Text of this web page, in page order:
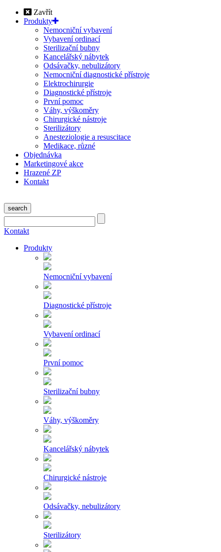
Zavřít
Produkty
Nemocniční vybavení
Vybavení ordinací
Sterilizační bubny
Kancelářský nábytek
Odsávačky, nebulizátory
Nemocniční diagnostické přístroje
Elektrochirurgie
Diagnostické přístroje
První pomoc
Váhy, výškoměry
Chirurgické nástroje
Sterilizátory
Anesteziologie a resuscitace
Medikace, různé
Objednávka
Marketingové akce
Hrazené ZP
Kontakt
search
Kontakt
Produkty
Nemocniční vybavení
Diagnostické přístroje
Vybavení ordinací
První pomoc
Sterilizační bubny
Váhy, výškoměry
Kancelářský nábytek
Chirurgické nástroje
Odsávačky, nebulizátory
Sterilizátory